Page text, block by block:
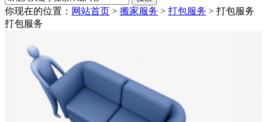
你现在的位置： 网站首页 > 搬家服务 > 打包服务 > 打包服务
打包服务